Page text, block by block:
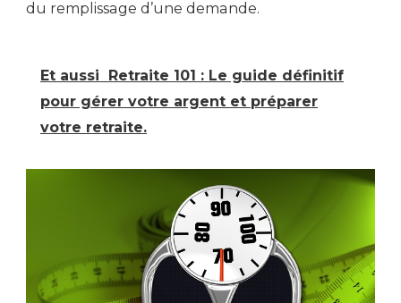
du remplissage d’une demande.
Et aussi
Retraite 101 : Le guide définitif
pour gérer votre argent et préparer
votre retraite.